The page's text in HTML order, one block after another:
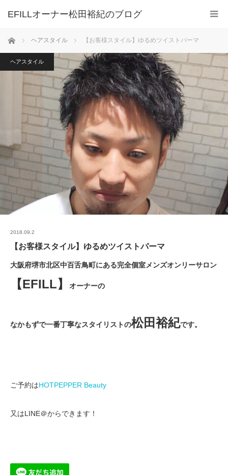
ホーム ヘアスタイル 【お客様スタイル】ゆるめツイストパーマ
ヘアスタイル
2018.09.2
【お客様スタイル】ゆるめツイストパーマ
大阪府堺市北区中百舌鳥町にある完全個室メンズオンリーサロン
【EFILL】 オーナーの
なかもずで一番丁寧なスタイリストの松田裕紀です。
ご予約はHOTPEPPER Beauty
又はLINE＠からできます！